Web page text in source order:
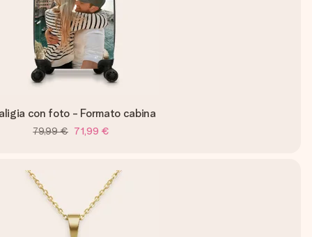
con foto - Formato cabina
79,99 € 71,99 €